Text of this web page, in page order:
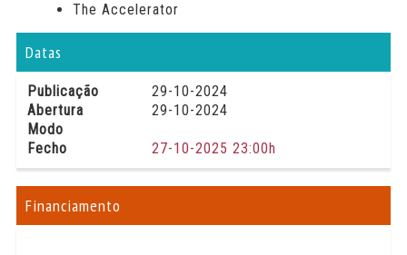
The Accelerator
Datas
Publicação
29-10-2024
Abertura
29-10-2024
Modo
Fecho
27-10-2025 23:00h
Financiamento